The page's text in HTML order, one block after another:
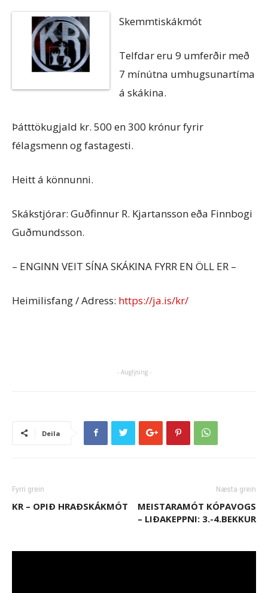
Skemmtiskákmót
Telfdar eru 9 umferðir með
7 mínútna umhugsunartíma
á skákina.
Þátttökugjald kr. 500 en 300 krónur fyrir
félagsmenn og fastagesti.
Heitt á könnunni.
Skákstjórar: Guðfinnur R. Kjartansson eða Finnbogi
Guðmundsson.
– ENGINN VEIT SÍNA SKÁKINA FYRR EN ÖLL ER –
Heimilisfang / Adress: https://ja.is/kr/
- Auglýsing -
Deila
Fyrri grein
KR – OPIÐ HRAÐSKÁKMÓT
Næsta grein
MEISTARAMÓT KÓPAVOGS
– LIÐAKEPPNI: 3.-4.BEKKUR